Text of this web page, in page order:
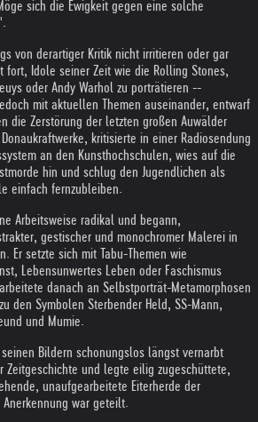
sich die Ewigkeit gegen eine solche
von derartiger Kritik nicht irritieren oder gar
fort, Idole seiner Zeit wie die Rolling Stones,
oder Andy Warhol zu porträtieren --
mit aktuellen Themen auseinander, entwarf
die Zerstörung der letzten großen Auwälder
kritisierte in einer Radiosendung
an den Kunsthochschulen, wies auf die
hin und schlug den Jugendlichen als
einfach fernzubleiben.
Arbeitsweise radikal und begann,
gestischer und monochromer Malerei in
Er setzte sich mit Tabu-Themen wie
Lebensunwertes Leben oder Faschismus
danach an Selbstporträt-Metamorphosen
den Symbolen Sterbender Held, SS-Mann,
und Mumie.
seinen Bildern schonungslos längst vernarbt
Zeitgeschichte und legte eilig zugeschüttete,
unaufgearbeitete Eiterherde der
war geteilt.